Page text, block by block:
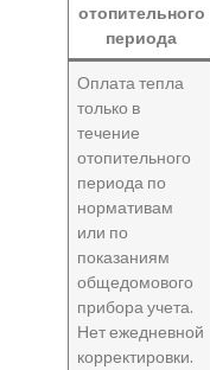
отопительного
периода
Оплата тепла
только в
течение
отопительного
периода по
нормативам
или по
показаниям
общедомового
прибора учета.
Нет ежедневной
корректировки.